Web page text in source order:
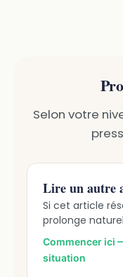
Selon votre
Lire un autre
Si cet article
prolonge
Commencer ici
situation